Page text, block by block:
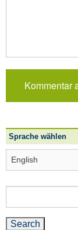
Sprache wählen
wählen